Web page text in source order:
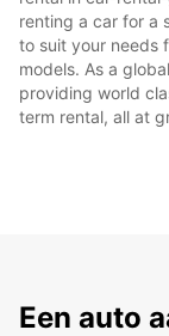
renting a car for a
to suit your needs
models. As a
providing world
term rental, all at
Een auto